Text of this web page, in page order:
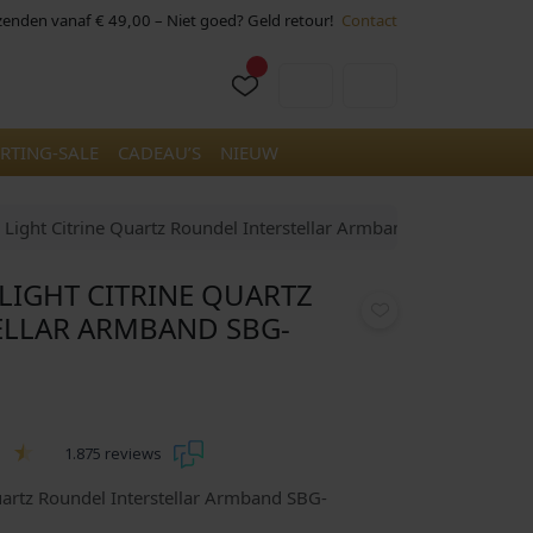
vanaf € 49,00 – Niet goed? Geld retour! Contact
SALE CADEAU’S NIEUW
Light Citrine Quartz Roundel Interstellar Armband SBG-GEM65-
CITRINE QUARTZ
ARMBAND SBG-
1.875 reviews
Roundel Interstellar Armband SBG-